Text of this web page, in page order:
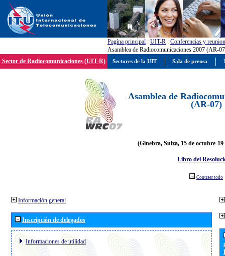
Pagína principal : UIT-R : Conferencias y
Asamblea de Radiocomunicaciones 2007 (AR-
Sector de Radiocomunicaciones (UIT-R)
Asamblea de
(AR-07)
(Ginebra, Suiza, 15 de octubre-19
Libro del
Contraer todo
Información general
Inscripción de delegados
Informaciones de utilidad
Sectores de la UIT Sala de prensa